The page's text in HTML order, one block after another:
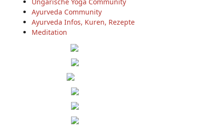
Ayurveda Community
Ayurveda Infos, Kuren, Rezepte
Meditation